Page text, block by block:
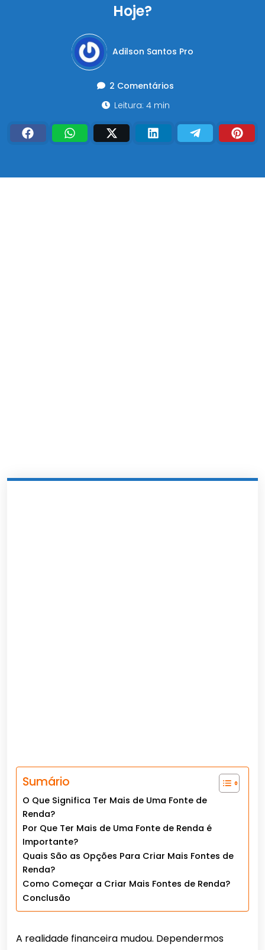
Hoje?
Adilson Santos Pro
2 Comentários
Leitura: 4 min
Sumário
O Que Significa Ter Mais de Uma Fonte de
Renda?
Por Que Ter Mais de Uma Fonte de Renda é
Importante?
Quais São as Opções Para Criar Mais Fontes de
Renda?
Como Começar a Criar Mais Fontes de Renda?
Conclusão
A realidade financeira mudou. Dependermos